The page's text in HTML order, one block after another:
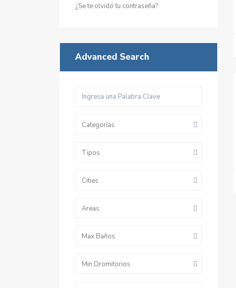
¿Se te olvidó tu contraseña?
Advanced Search
Categorías
Tipos
Cities
Areas
Max Baños
Min Dromitorios